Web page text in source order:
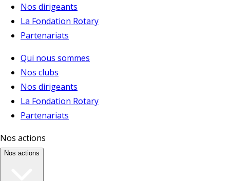
Nos dirigeants
La Fondation Rotary
Partenariats
Qui nous sommes
Nos clubs
Nos dirigeants
La Fondation Rotary
Partenariats
Nos actions
Nos actions